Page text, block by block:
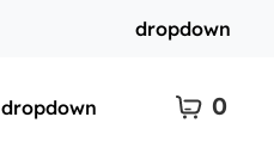
dropdown
dropdown 0